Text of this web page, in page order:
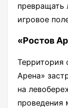
превращать
игровое
«Ростов
Территория
Арена»
на
проведения